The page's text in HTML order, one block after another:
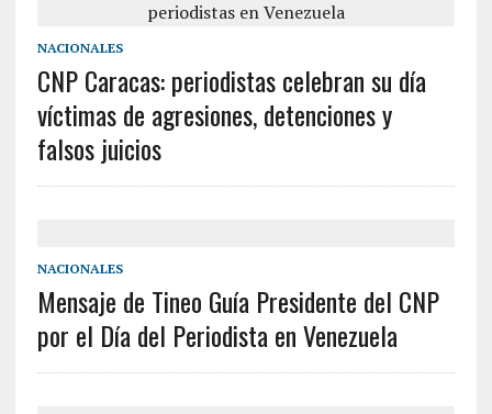
NACIONALES
CNP Caracas: periodistas celebran su día
víctimas de agresiones, detenciones y
falsos juicios
NACIONALES
Mensaje de Tineo Guía Presidente del CNP
por el Día del Periodista en Venezuela